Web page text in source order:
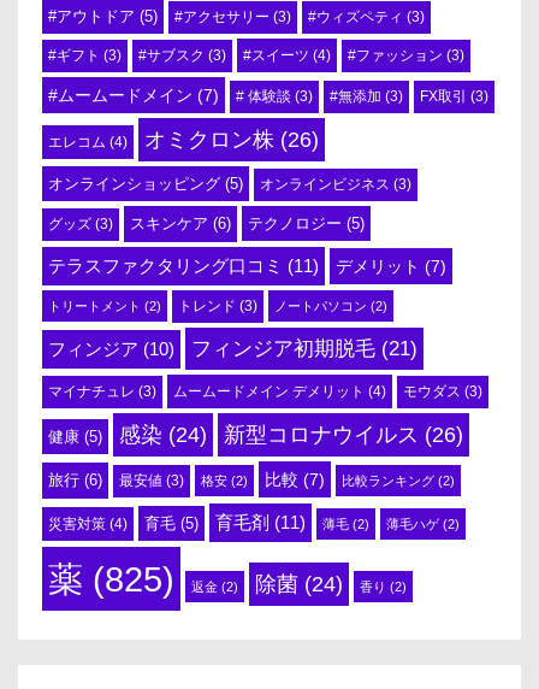
#アウトドア (5) #アクセサリー (3) #ウィズペティ (3)
#ギフト (3) #サブスク (3) #スイーツ (4) #ファッション (3)
#ムームードメイン (7) # 体験談 (3) #無添加 (3) FX取引 (3)
エレコム (4) オミクロン株 (26)
オンラインショッピング (5) オンラインビジネス (3)
グッズ (3) スキンケア (6) テクノロジー (5)
テラスファクタリング口コミ (11) デメリット (7)
トリートメント (2) トレンド (3) ノートパソコン (2)
フィンジア (10) フィンジア初期脱毛 (21)
マイナチュレ (3) ムームードメイン デメリット (4) モウダス (3)
健康 (5) 感染 (24) 新型コロナウイルス (26)
旅行 (6) 最安値 (3) 格安 (2) 比較 (7) 比較ランキング (2)
災害対策 (4) 育毛 (5) 育毛剤 (11) 薄毛 (2) 薄毛ハゲ(2)
薬 (825) 返金 (2) 除菌 (24) 香り (2)